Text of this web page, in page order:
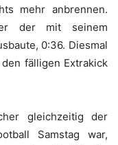
mehr anbrennen.
der mit seinem
0:36. Diesmal
fälligen Extrakick
gleichzeitig der
Samstag war,